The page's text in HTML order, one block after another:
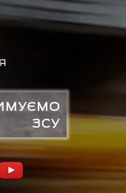
ЗСУ